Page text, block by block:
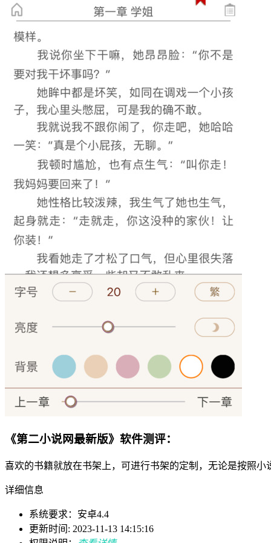
《第二小说网最新版》软件测评：
喜欢的书籍就放在书架上，可进行书架的定制，无论是按照
详细信息
系统要求：安卓4.4
更新时间: 2023-11-13 14:15:16